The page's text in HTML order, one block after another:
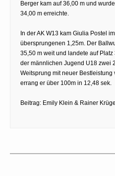
Berger kam auf 36,00 m und
34,00 m erreichte.
In der AK W13 kam Giulia Postel
übersprungenen 1,25m. Der
35,50 m weit und landete auf
der männlichen Jugend U18 zwei
Weitsprung mit neuer
errang er über 100m in 12,48 sek.
Beitrag: Emily Klein ­& Rainer